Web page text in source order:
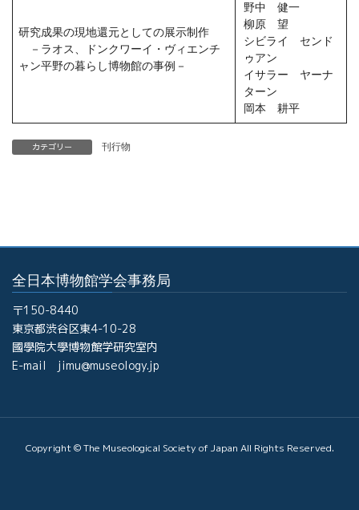
研究成果の現地還元としての展示制作
－ラオス、ドンクワーイ・ヴィエンチ
ャン平野の暮らし博物館の事例－
野中 健一
柳原 望
シビライ センド
ゥアン
イサラー ヤーナ
ターン
岡本 耕平
カテゴリー 刊行物
全日本博物館学会事務局
〒150-8440
東京都渋谷区東4-10-28
國學院大學博物館学研究室内
E-mail jimu@museology.jp
Copyright © The Museological Society of Japan All Rights Reserved.